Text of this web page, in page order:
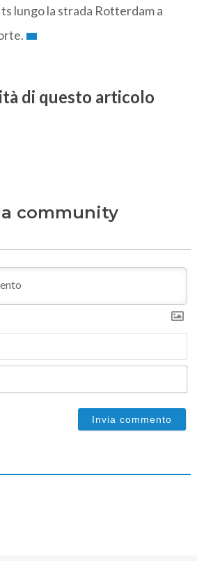
lungo la strada Rotterdam a
di questo articolo
community